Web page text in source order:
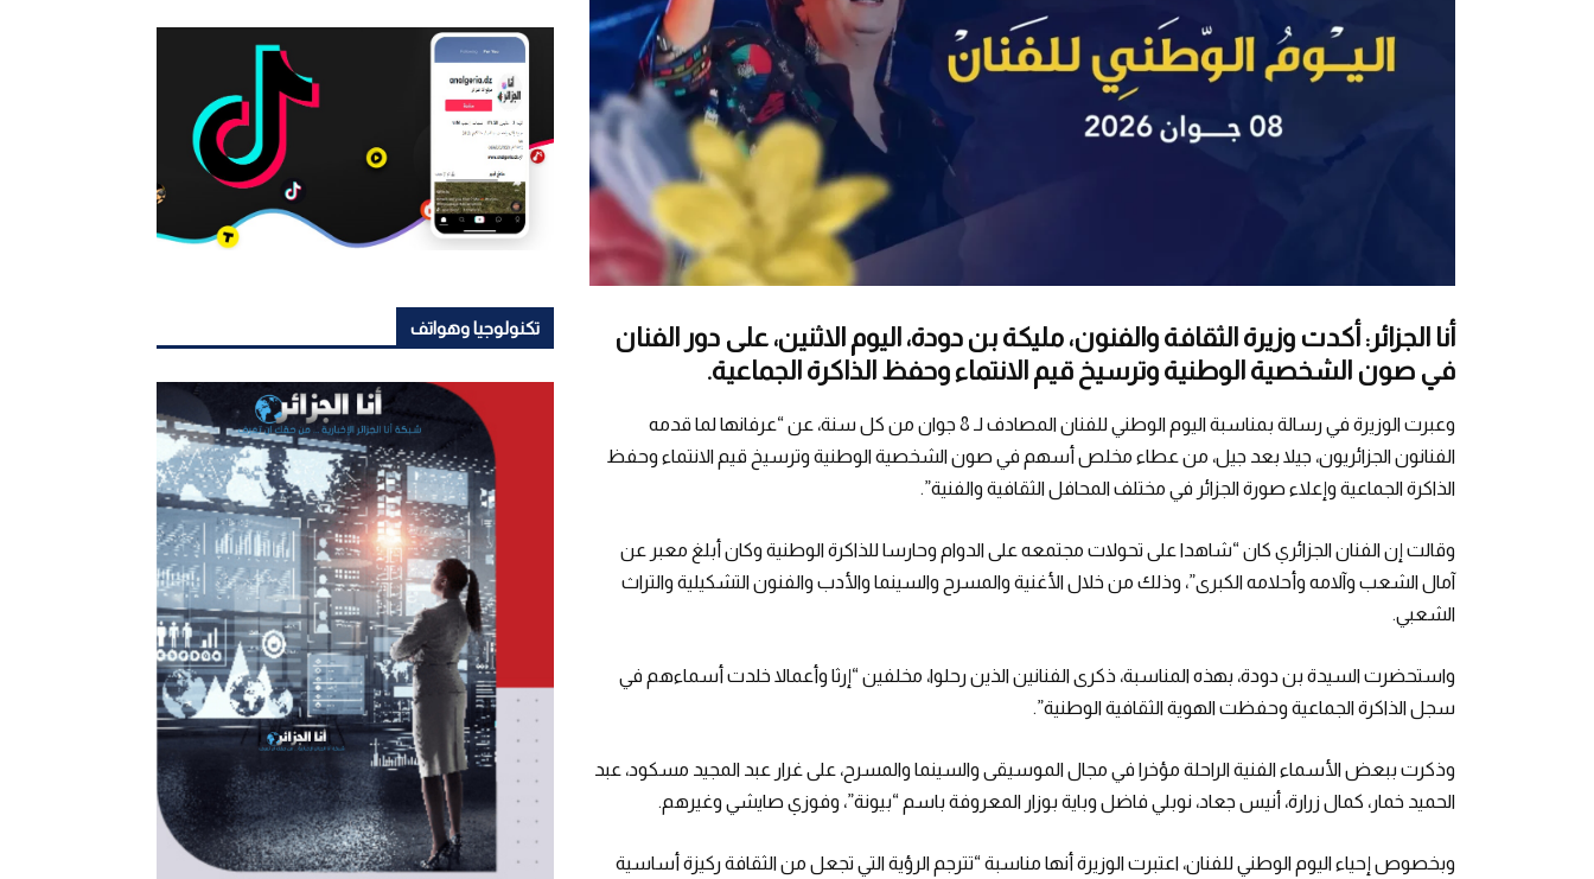
أنا الجزائر: أكدت وزيرة الثقافة والفنون، مليكة بن دودة، اليوم الاثنين، على دور الفنان
في صون الشخصية الوطنية وترسيخ قيم الانتماء وحفظ الذاكرة الجماعية.
وعبرت الوزيرة في رسالة بمناسبة اليوم الوطني للفنان المصادف لـ 8 جوان من كل سنة، عن “عرفانها لما قدمه
الفنانون الجزائريون، جيلا بعد جيل، من عطاء مخلص أسهم في صون الشخصية الوطنية وترسيخ قيم الانتماء وحفظ
الذاكرة الجماعية وإعلاء صورة الجزائر في مختلف المحافل الثقافية والفنية”.
وقالت إن الفنان الجزائري كان “شاهدا على تحولات مجتمعه على الدوام وحارسا للذاكرة الوطنية وكان أبلغ معبر عن
آمال الشعب وآلامه وأحلامه الكبرى”، وذلك من خلال الأغنية والمسرح والسينما والأدب والفنون التشكيلية والتراث
الشعبي.
واستحضرت السيدة بن دودة، بهذه المناسبة، ذكرى الفنانين الذين رحلوا، مخلفين “إرثا وأعمالا خلدت أسماءهم في
سجل الذاكرة الجماعية وحفظت الهوية الثقافية الوطنية”.
وذكرت ببعض الأسماء الفنية الراحلة مؤخرا في مجال الموسيقى والسينما والمسرح، على غرار عبد المجيد مسكود، عبد
الحميد خمار، كمال زرارة، أنيس جعاد، نوبلي فاضل وباية بوزار المعروفة باسم “بيونة”، وفوزي صايشي وغيرهم.
وبخصوص إحياء اليوم الوطني للفنان، اعتبرت الوزيرة أنها مناسبة “تترجم الرؤية التي تجعل من الثقافة ركيزة أساسية
تكنولوجيا وهواتف